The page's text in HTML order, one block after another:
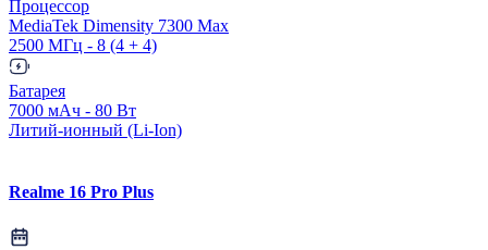
Процессор
MediaTek Dimensity 7300 Max
2500 МГц - 8 (4 + 4)
Батарея
7000 мАч - 80 Вт
Литий-ионный (Li-Ion)
Realme 16 Pro Plus